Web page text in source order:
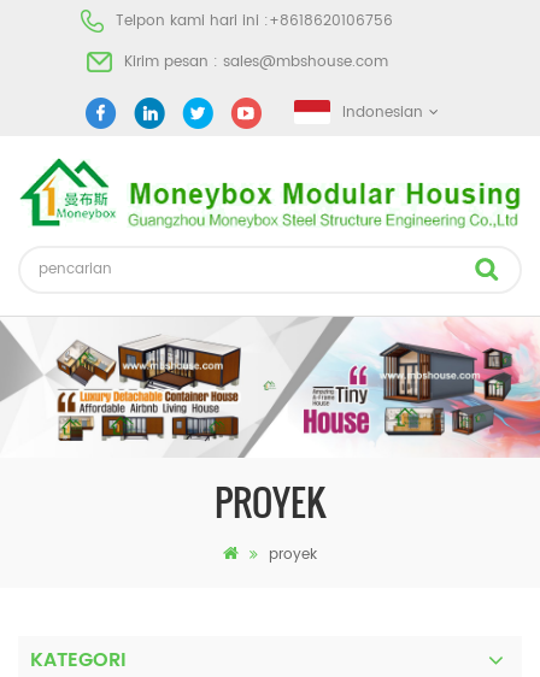
Telpon kami hari ini :+8618620106756
Kirim pesan : sales@mbshouse.com
Indonesian
PROYEK
proyek
KATEGORI